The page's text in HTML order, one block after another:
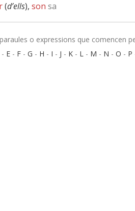
(d’ells), son sa
o expressions que comencen
- E - F - G - H - I - J - K - L - M - N - O - P